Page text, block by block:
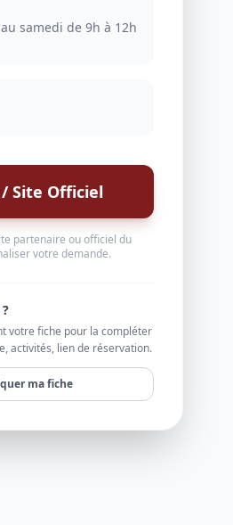
samedi de 9h à 12h
Site Officiel
partenaire ou officiel du
votre demande.
votre fiche pour la compléter
activités, lien de réservation.
ma fiche